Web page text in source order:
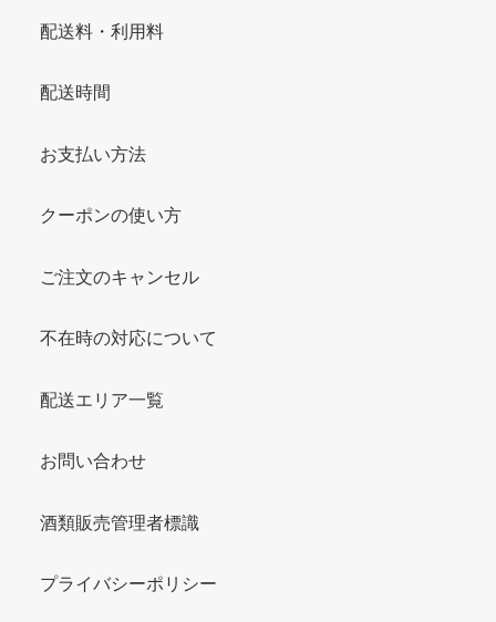
配送料・利用料
配送時間
お支払い方法
クーポンの使い方
ご注文のキャンセル
不在時の対応について
配送エリア一覧
お問い合わせ
酒類販売管理者標識
プライバシーポリシー